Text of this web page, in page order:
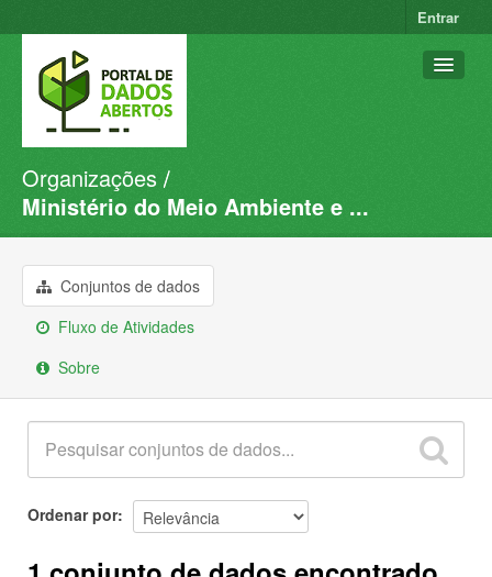
Entrar
Conjuntos de dados
Organizações
Sobre
Organizações
Ministério do Meio Ambiente e ...
Conjuntos de dados
Fluxo de Atividades
Sobre
Ordenar por